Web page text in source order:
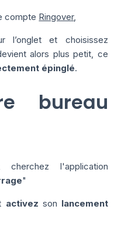
compte Ringover,
l’onglet et choisissez
alors plus petit, ce
épinglé.
bureau
cherchez l'application
"
activez son lancement